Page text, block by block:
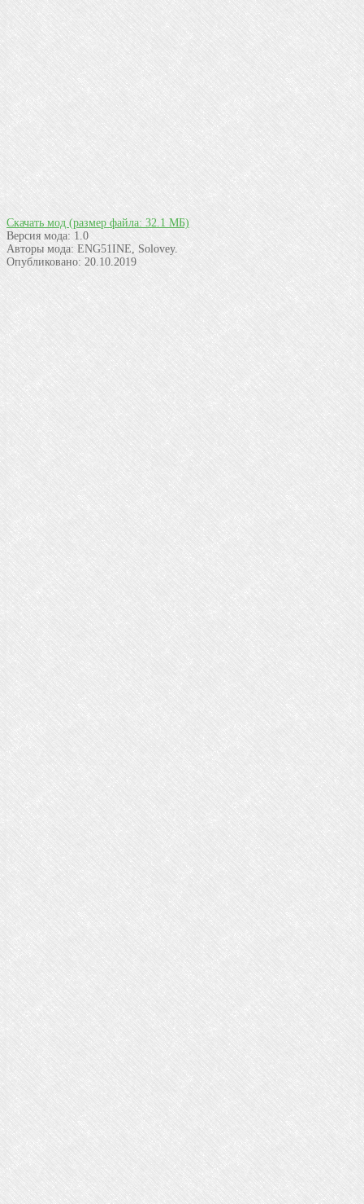
Скачать мод (размер файла: 32.1 МБ)
Версия мода: 1.0
Авторы мода: ENG51INE, Solovey.
Опубликовано: 20.10.2019